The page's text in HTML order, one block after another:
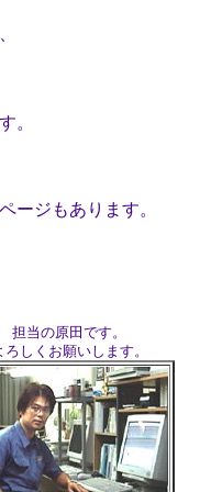
。
ージもあります。
担当の原田です。
ろしくお願いします。